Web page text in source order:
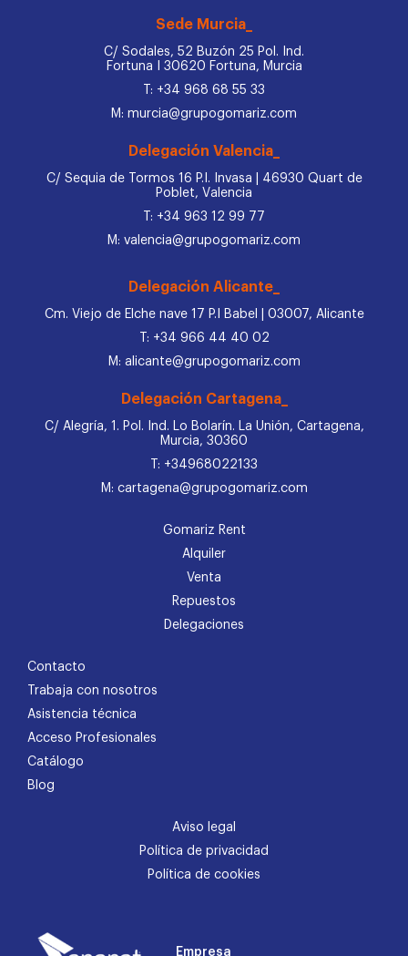
Sede Murcia_
C/ Sodales, 52 Buzón 25 Pol. Ind.
Fortuna I 30620 Fortuna, Murcia
T: +34 968 68 55 33
M: murcia@grupogomariz.com
Delegación Valencia_
C/ Sequia de Tormos 16 P.I. Invasa | 46930 Quart de
Poblet, Valencia
T: +34 963 12 99 77
M: valencia@grupogomariz.com
Delegación Alicante_
Cm. Viejo de Elche nave 17 P.I Babel | 03007, Alicante
T: +34 966 44 40 02
M: alicante@grupogomariz.com
Delegación Cartagena_
C/ Alegría, 1. Pol. Ind. Lo Bolarín. La Unión, Cartagena,
Murcia, 30360
T: +34968022133
M: cartagena@grupogomariz.com
Gomariz Rent
Alquiler
Venta
Repuestos
Delegaciones
Contacto
Trabaja con nosotros
Asistencia técnica
Acceso Profesionales
Catálogo
Blog
Aviso legal
Política de privacidad
Política de cookies
Empresa